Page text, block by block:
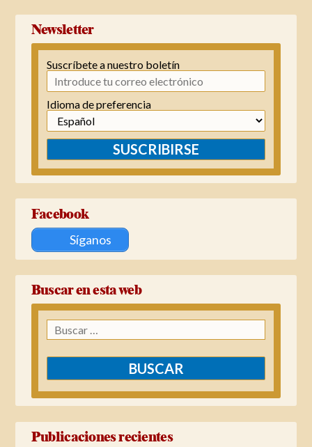
Newsletter
Suscríbete a nuestro boletín
Idioma de preferencia
SUSCRIBIRSE
Facebook
Síganos
Buscar en esta web
Buscar:
Publicaciones recientes